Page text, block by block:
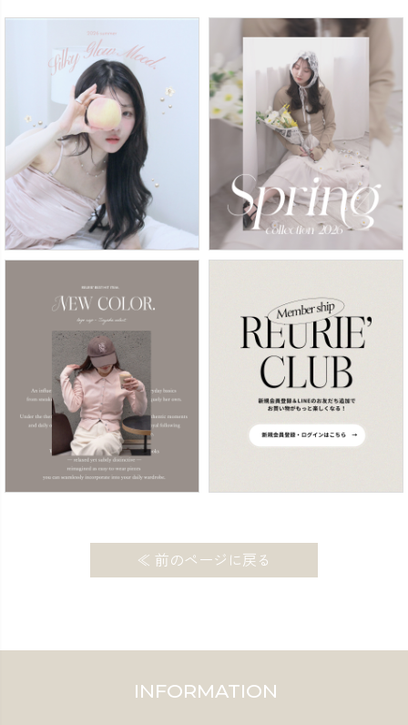
≪ 前のページに戻る
INFORMATION